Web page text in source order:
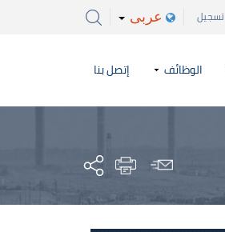
عربى تسجيل
الوظائف إتصل بنا